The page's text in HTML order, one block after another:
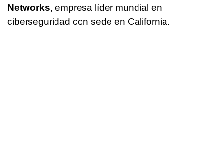
Networks, empresa líder mundial en
ciberseguridad con sede en California.